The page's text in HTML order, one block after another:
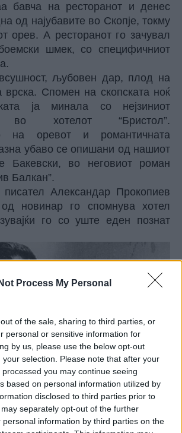
Process My Personal
of the sale, sharing to third parties, or
personal or sensitive information for
by us, please use the below opt-out
selection. Please note that after your
you may continue seeing
based on personal information utilized by
disclosed to third parties prior to
separately opt-out of the further
personal information by third parties on the
бавча на ресторанот и денес
од најубавите во Скопје, токму
орев. А ресторанот го зачувал
шмек, со специфичниот
љубовен дар, плод на
Спомен на скопската ноќ
ја минала со нејзиниот
во хотелот “Бристол”.
на оревот и романтичната
убаво се опишани од нашиот
Бакевски, во неговиот роман
Балкан”.
писател Александар Прокопиев
новинар го спомнува хотел
го со уште еден познат
Казанѕакис говори преку
“Едно време ги делев луѓето на